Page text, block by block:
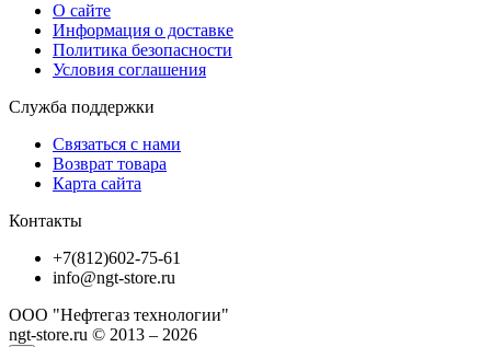
О сайте
Информация о доставке
Политика безопасности
Условия соглашения
Служба поддержки
Связаться с нами
Возврат товара
Карта сайта
Контакты
+7(812)602-75-61
info@ngt-store.ru
ООО "Нефтегаз технологии"
ngt-store.ru © 2013 – 2026